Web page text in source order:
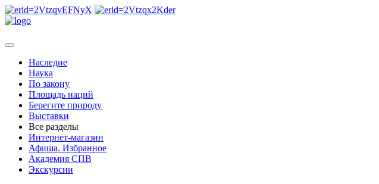
Наследие
Наука
По закону
Площадь наций
Берегите природу
Выставки
Все разделы
Интернет-магазин
Афиша. Избранное
Академия СПВ
Экскурсии